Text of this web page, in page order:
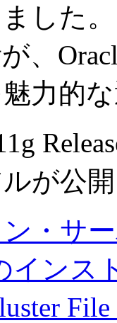
した
、
力的
が公
・サ
インス